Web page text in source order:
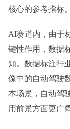
核心的参考指标。
AI赛道内，由于
键性作用，数据
知。数据标注行
像中的自动驾驶
本场景，自动驾
用前景方面更广